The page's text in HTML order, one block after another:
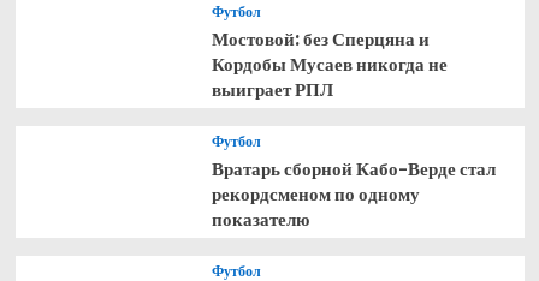
Футбол
Мостовой: без Сперцяна и
Кордобы Мусаев никогда не
выиграет РПЛ
Футбол
Вратарь сборной Кабо-Верде стал
рекордсменом по одному
показателю
Футбол